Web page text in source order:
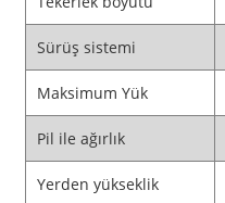
Sürüş sistemi
Maksimum Yük
Pil ile ağırlık
Yerden yükseklik